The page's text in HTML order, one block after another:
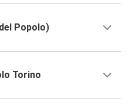
Popolo)
Torino